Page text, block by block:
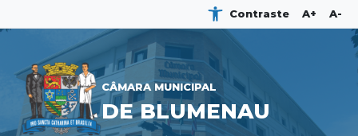
Contraste A+ A-
CÂMARA MUNICIPAL
DE BLUMENAU